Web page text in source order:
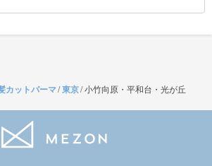
カットパーマ/東京/小竹向原・平和台・光が丘